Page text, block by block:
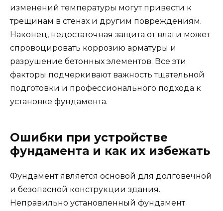
изменений температуры могут привести к
трещинам в стенах и другим повреждениям.
Наконец, недостаточная защита от влаги может
спровоцировать коррозию арматуры и
разрушение бетонных элементов. Все эти
факторы подчеркивают важность тщательной
подготовки и профессионального подхода к
установке фундамента.
Ошибки при устройстве
фундамента и как их избежать
Фундамент является основой для долговечной
и безопасной конструкции здания.
Неправильно установленный фундамент